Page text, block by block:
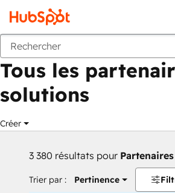
Retour
Tous les
solutions
Créer
3 380 résultats pour
Trier par : Pertinence